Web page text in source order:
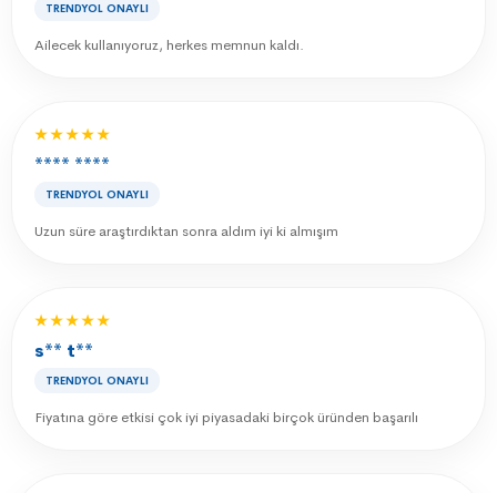
TRENDYOL ONAYLI
Ailecek kullanıyoruz, herkes memnun kaldı.
★★★★★
**** ****
TRENDYOL ONAYLI
Uzun süre araştırdıktan sonra aldım iyi ki almışım
★★★★★
s** t**
TRENDYOL ONAYLI
Fiyatına göre etkisi çok iyi piyasadaki birçok üründen başarılı